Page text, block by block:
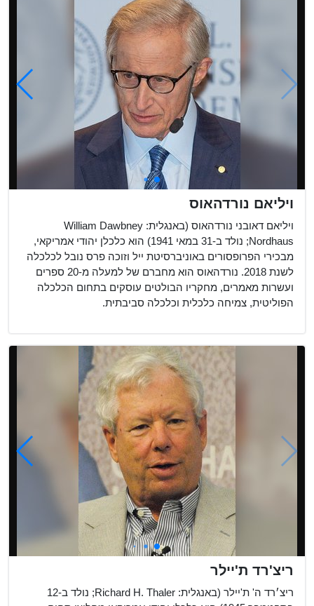
ויליאם נורדהאוס
ויליאם דאובני נורדהאוס (באנגלית: William Dawbney
Nordhaus; נולד ב-31 במאי 1941) הוא כלכלן יהודי אמריקאי,
מבכירי הפרופסורים באוניברסיטת ייל וזוכה פרס נובל לכלכלה
לשנת 2018. נורדהאוס הוא מחברם של למעלה מ-20 ספרים
ועשרות מאמרים, מחקריו הבולטים עוסקים בתחום הכלכלה
הפוליטית, צמיחה כלכלית וכלכלה סביבתית.
ריצ'רד ת'יילר
ריצ׳רד ה' ת'יילר (באנגלית: Richard H. Thaler; נולד ב-12